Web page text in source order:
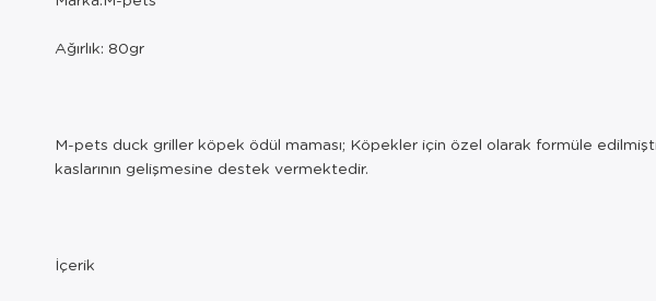
Ağırlık: 80gr
M-pets duck griller köpek ödül maması; Köpekler için özel olarak formüle
kaslarının gelişmesine destek vermektedir.
İçerik